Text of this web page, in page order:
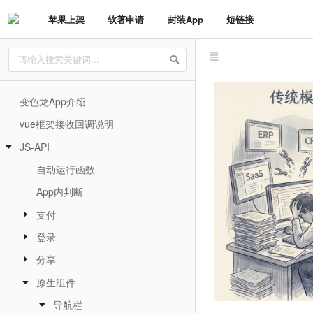
苹果上架 软著申请 封装App 短链接
变色龙App介绍
vue框架接收回调说明
JS-API
自动运行函数
App内判断
支付
登录
分享
原生组件
导航栏